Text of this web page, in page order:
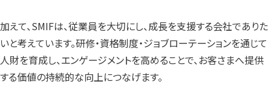
加えて、SMIFは、従業員を大切にし、成長を支援する会社でありた
いと考えています。研修・資格制度・ジョブローテーションを通じて
人財を育成し、エンゲージメントを高めることで、お客さまへ提供
する価値の持続的な向上につなげます。